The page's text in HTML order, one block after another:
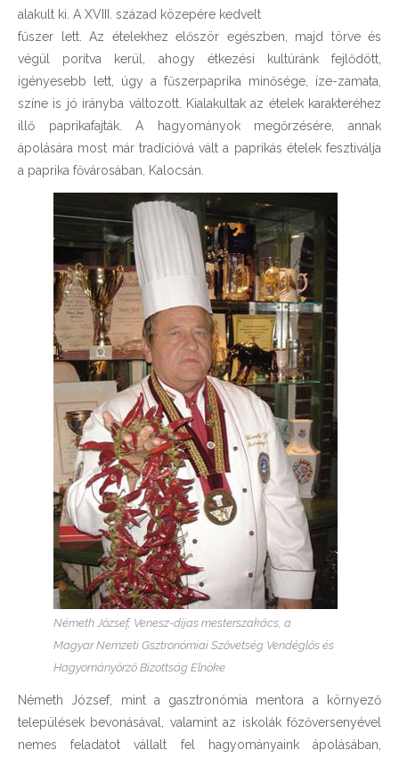
alakult ki. A XVIII. század közepére kedvelt
fűszer lett. Az ételekhez először egészben, majd törve és
végül porítva kerül, ahogy étkezési kultúránk fejlődött,
igényesebb lett, úgy a fűszerpaprika minősége, íze-zamata,
színe is jó irányba változott. Kialakultak az ételek karakteréhez
illő paprikafajták. A hagyományok megőrzésére, annak
ápolására most már tradícióvá vált a paprikás ételek fesztiválja
a paprika fővárosában, Kalocsán.
Németh József, Venesz-díjas mesterszakács, a
Magyar Nemzeti Gsztronómiai Szővetség Vendéglős és
Hagyományörző Bizottság Elnöke
Németh József, mint a gasztronómia mentora a környező
települések bevonásával, valamint az iskolák főzőversenyével
nemes feladatot vállalt fel hagyományaink ápolásában,